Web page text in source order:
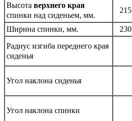
Высота верхнего края
спинки над сиденьем, мм.
215
Ширина спинки, мм. 230
Радиус изгиба переднего края
сиденья
Угол наклона сиденья
Угол наклона спинки